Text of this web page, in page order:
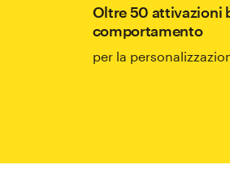
Oltre 50 attivazioni
comportamento
per la